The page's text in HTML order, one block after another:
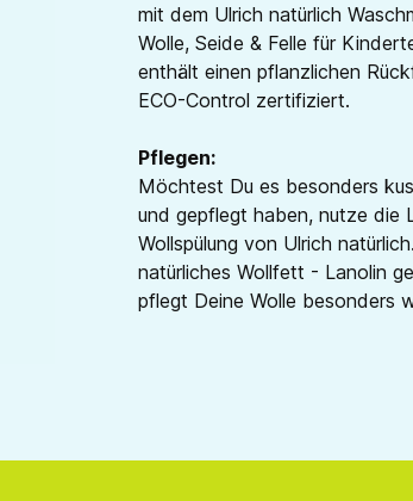
mit dem Ulrich natürlich
Wolle, Seide & Felle für
enthält einen pflanzlichen
ECO-Control zertifiziert.
Pflegen:
Möchtest Du es besonders
und gepflegt haben, nutze die
Wollspülung von Ulrich
natürliches Wollfett - Lanolin
pflegt Deine Wolle besonders